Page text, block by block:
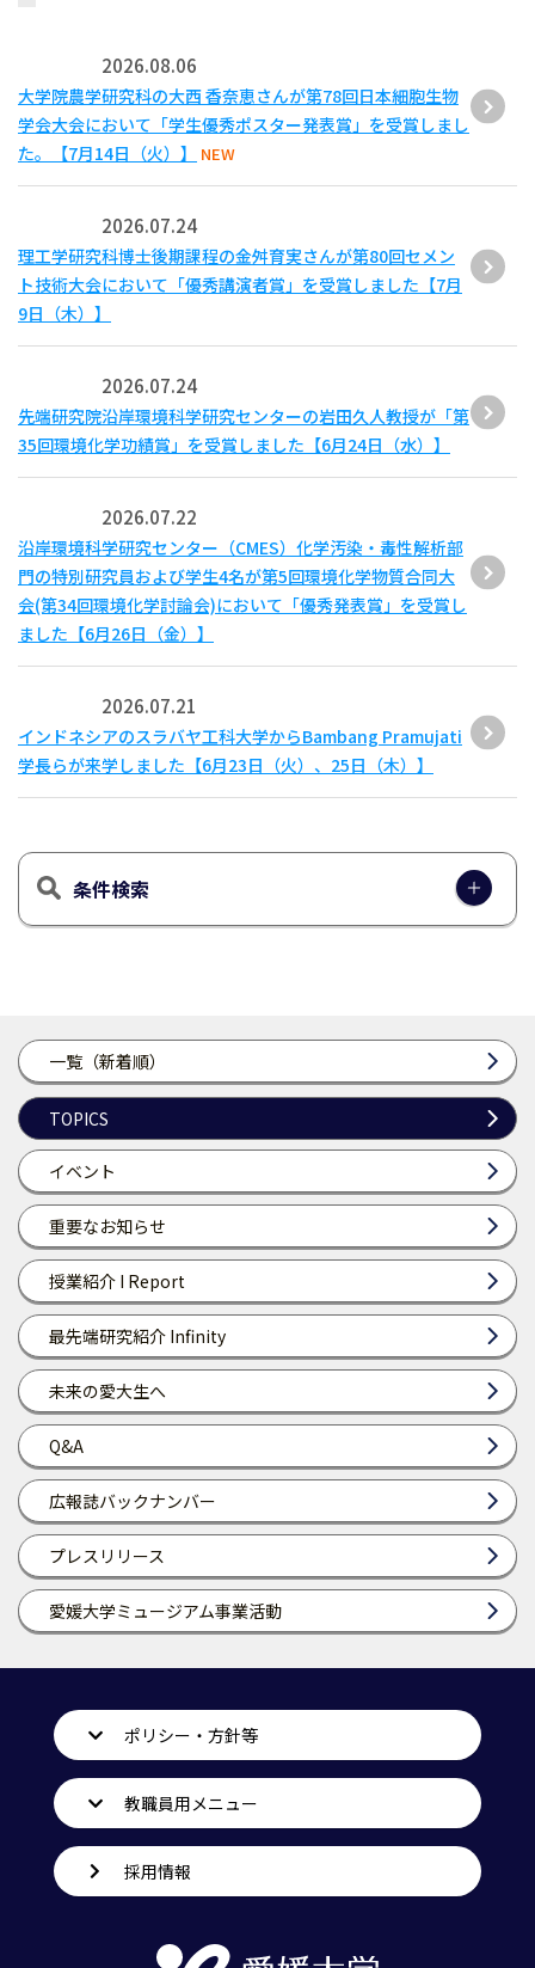
一覧（新着順）
TOPICS
イベント
重要なお知らせ
授業紹介 I Report
最先端研究紹介 Infinity
未来の愛大生へ
Q&A
広報誌バックナンバー
プレスリリース
愛媛大学ミュージアム事業活動
2026.08.06
大学院農学研究科の大西 香奈恵さんが第78回日本細胞生物
学会大会において「学生優秀ポスター発表賞」を受賞しまし
た。【7月14日（火）】
NEW
2026.07.24
理工学研究科博士後期課程の金舛育実さんが第80回セメン
ト技術大会において「優秀講演者賞」を受賞しました【7月
9日（木）】
2026.07.24
先端研究院沿岸環境科学研究センターの岩田久人教授が「第
35回環境化学功績賞」を受賞しました【6月24日（水）】
2026.07.22
沿岸環境科学研究センター（CMES）化学汚染・毒性解析部
門の特別研究員および学生4名が第5回環境化学物質合同大
会(第34回環境化学討論会)において「優秀発表賞」を受賞し
ました【6月26日（金）】
2026.07.21
インドネシアのスラバヤ工科大学からBambang Pramujati
学長らが来学しました【6月23日（火）、25日（木）】
条件検索
ポリシー・方針等
教職員用メニュー
採用情報